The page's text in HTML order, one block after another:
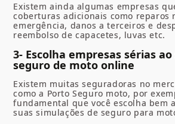
Existem ainda algumas empresas
coberturas adicionais como reparos
emergência, danos a terceiros e
reembolso de capacetes, luvas etc.
3- Escolha empresas sérias
seguro de moto online
Existem muitas seguradoras no
como a Porto Seguro moto, por
fundamental que você escolha bem
suas simulações de seguro para